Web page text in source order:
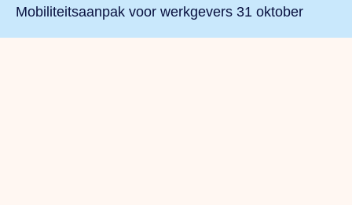
Mobiliteitsaanpak voor werkgevers 31 oktober